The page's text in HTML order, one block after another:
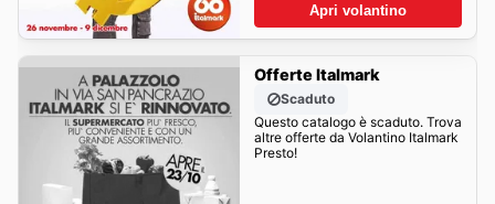
Apri volantino
Offerte Italmark
Scaduto
Questo catalogo è scaduto. Trova
altre offerte da Volantino Italmark
Presto!